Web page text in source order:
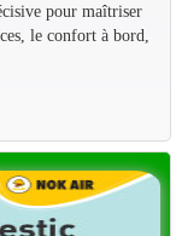
pour maîtriser
le confort à bord,